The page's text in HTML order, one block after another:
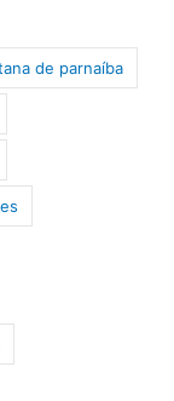
de parnaíba